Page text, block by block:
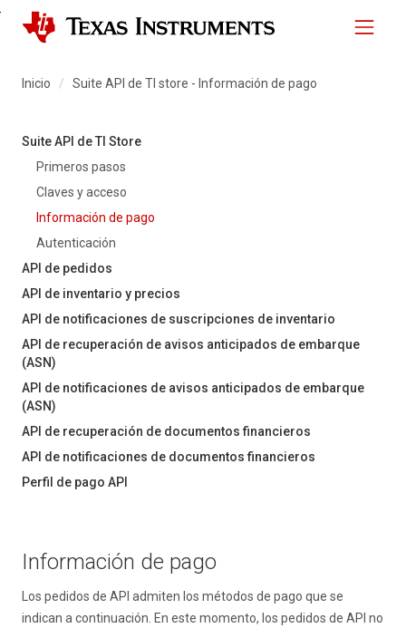
Skip to
content
Inicio Suite API de TI store - Información de pago
Sidebar
Suite API de TI Store
Primeros pasos
Claves y acceso
Información de pago
Autenticación
API de pedidos
API de inventario y precios
API de notificaciones de suscripciones de inventario
API de recuperación de avisos anticipados de embarque
(ASN)
API de notificaciones de avisos anticipados de embarque
(ASN)
API de recuperación de documentos financieros
API de notificaciones de documentos financieros
Perfil de pago API
Información de pago
Los pedidos de API admiten los métodos de pago que se
indican a continuación. En este momento, los pedidos de API no